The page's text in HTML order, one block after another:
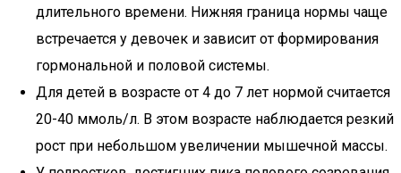
длительного времени. Нижняя граница нормы чаще
встречается у девочек и зависит от формирования
гормональной и половой системы.
Для детей в возрасте от 4 до 7 лет нормой считается
20-40 ммоль/л. В этом возрасте наблюдается резкий
рост при небольшом увеличении мышечной массы.